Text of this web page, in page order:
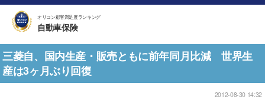
オリコン顧客満足度ランキング
自動車保険
三菱自、国内生産・販売ともに前年同月比減 世界生
産は3ヶ月ぶり回復
2012-08-30 14:32